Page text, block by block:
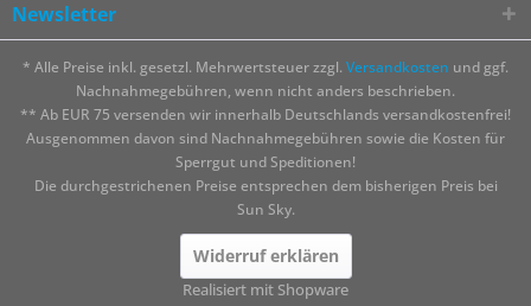
Newsletter
* Alle Preise inkl. gesetzl. Mehrwertsteuer zzgl. Versandkosten und ggf.
Nachnahmegebühren, wenn nicht anders beschrieben.
** Ab EUR 75 versenden wir innerhalb Deutschlands versandkostenfrei!
Ausgenommen davon sind Nachnahmegebühren sowie die Kosten für
Sperrgut und Speditionen!
Die durchgestrichenen Preise entsprechen dem bisherigen Preis bei
Sun Sky.
Widerruf erklären
Realisiert mit Shopware